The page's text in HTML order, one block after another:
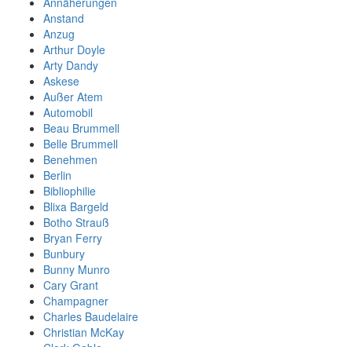
Anstand
Anzug
Arthur Doyle
Arty Dandy
Askese
Außer Atem
Automobil
Beau Brummell
Belle Brummell
Benehmen
Berlin
Bibliophilie
Blixa Bargeld
Botho Strauß
Bryan Ferry
Bunbury
Bunny Munro
Cary Grant
Champagner
Charles Baudelaire
Christian McKay